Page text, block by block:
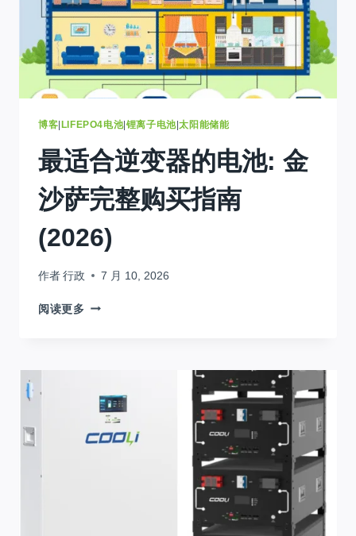
可
以
为
金
沙
萨
房
节
省
更
多
钱?
博客 LIFEPO4电池| 锂离子电池|太阳能储能
最适合逆变器的电池: 金
沙萨完整购买指南
(2026)
作者 行政 7 月 10, 2026
阅读更多 最
池: